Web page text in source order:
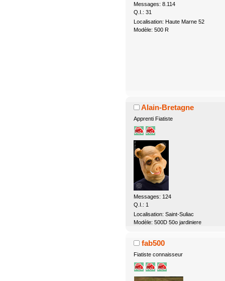
Messages: 8.114
Q.I.: 31
Localisation: Haute Marne 52
Modèle: 500 R
Alain-Bretagne
Apprenti Fiatiste
Messages: 124
Q.I.: 1
Localisation: Saint-Suliac
Modèle: 500D 50o jardiniere
fab500
Fiatiste connaisseur